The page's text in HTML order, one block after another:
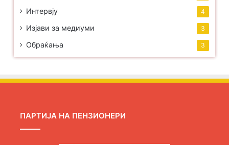
Интервју 4
Изјави за медиуми 3
Обраќања 3
ПАРТИЈА НА ПЕНЗИОНЕРИ